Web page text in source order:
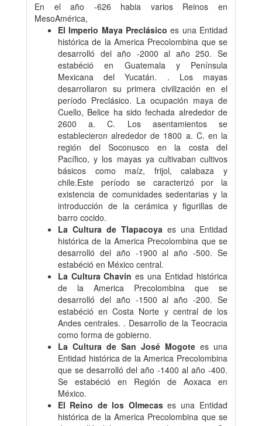
En el año -626 habia varios Reinos en
MesoAmérica,
El Imperio Maya Preclásico es una Entidad
histórica de la America Precolombina que se
desarrolló del año -2000 al año 250. Se
estabéció en Guatemala y Península
Mexicana del Yucatán. . Los mayas
desarrollaron su primera civilización en el
período Preclásico.​ La ocupación maya de
Cuello, Belice ha sido fechada alrededor de
2600 a. C.​ Los asentamientos se
establecieron alrededor de 1800 a. C. en la
región del Soconusco en la costa del
Pacífico, y los mayas ya cultivaban cultivos
básicos como maíz, frijol, calabaza y
chile.Este período se caracterizó por la
existencia de comunidades sedentarias y la
introducción de la cerámica y figurillas de
barro cocido.
La Cultura de Tlapacoya es una Entidad
histórica de la America Precolombina que se
desarrolló del año -1900 al año -500. Se
estabéció en México central.
La Cultura Chavín es una Entidad histórica
de la America Precolombina que se
desarrolló del año -1500 al año -200. Se
estabéció en Costa Norte y central de los
Andes centrales. . Desarrollo de la Teocracia
como forma de gobierno.
La Cultura de San José Mogote es una
Entidad histórica de la America Precolombina
que se desarrolló del año -1400 al año -400.
Se estabéció en Región de Aoxaca en
México.
El Reino de los Olmecas es una Entidad
histórica de la America Precolombina que se